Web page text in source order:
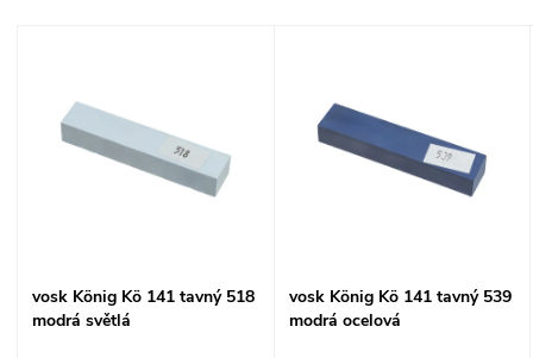
p
Nejprodávanější
Abecedně
svosk König Kö 141 tavný 518
modrá světlá
vosk König Kö 141 tavný 539
modrá ocelová